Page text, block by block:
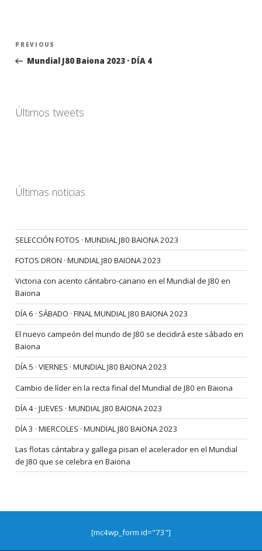
Navegación
entradas
Previous
Post
PREVIOUS
Mundial J80 Baiona 2023 · DÍA 4
Últimos tweets
Últimas noticias
SELECCIÓN FOTOS · MUNDIAL J80 BAIONA 2023
FOTOS DRON · MUNDIAL J80 BAIONA 2023
Victoria con acento cántabro-canario en el Mundial de J80 en
Baiona
DÍA 6 · SÁBADO · FINAL MUNDIAL J80 BAIONA 2023
El nuevo campeón del mundo de J80 se decidirá este sábado en
Baiona
DÍA 5 · VIERNES · MUNDIAL J80 BAIONA 2023
Cambio de líder en la recta final del Mundial de J80 en Baiona
DÍA 4 · JUEVES · MUNDIAL J80 BAIONA 2023
DÍA 3 · MIERCOLES · MUNDIAL J80 BAIONA 2023
Las flotas cántabra y gallega pisan el acelerador en el Mundial
de J80 que se celebra en Baiona
[mc4wp_form id="73"]